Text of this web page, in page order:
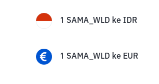
1 SAMA_WLD ke IDR
1 SAMA_WLD ke EUR